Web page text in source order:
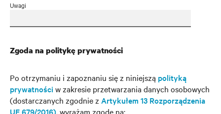
Uwagi
Zgoda na politykę prywatności
Po otrzymaniu i zapoznaniu się z niniejszą polityką
prywatności w zakresie przetwarzania danych osobowych
(dostarczanych zgodnie z Artykułem 13 Rozporządzenia
UE 679/2016), wyrażam zgodę na: